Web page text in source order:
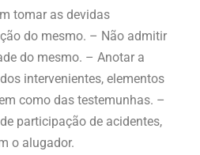
tomar as devidas
do mesmo. – Não admitir
do mesmo. – Anotar a
intervenientes, elementos
como das testemunhas. –
participação de acidentes,
o alugador.